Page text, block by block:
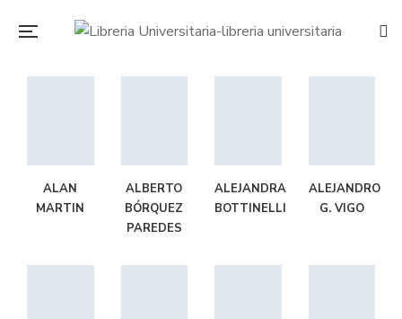
ALAN
MARTIN
ALBERTO
BÓRQUEZ
PAREDES
ALEJANDRA
BOTTINELLI
ALEJANDRO
G. VIGO